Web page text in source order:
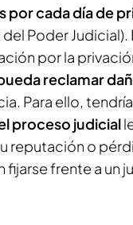
por cada día de
Poder
por la
reclamar
Para ello,
proceso judicial
reputación o
fijarse frente a un